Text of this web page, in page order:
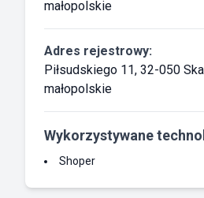
małopolskie
Adres rejestrowy:
Piłsudskiego 11, 32-050
małopolskie
Wykorzystywane
Shoper